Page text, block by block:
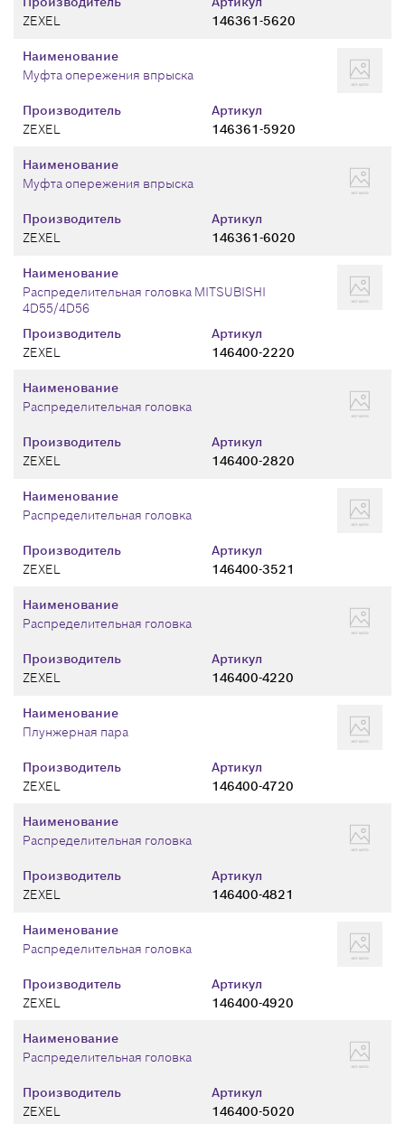
ZEXEL
146361-5620
Производитель
ZEXEL
Артикул
146361-5920
Наименование
Муфта опережения впрыска
Производитель
ZEXEL
Артикул
146361-6020
Наименование
Муфта опережения впрыска
Производитель
ZEXEL
Артикул
146400-2220
Наименование
Распределительная головка MITSUBISHI
4D55/4D56
Производитель
ZEXEL
Артикул
146400-2820
Наименование
Распределительная головка
Производитель
ZEXEL
Артикул
146400-3521
Наименование
Распределительная головка
Производитель
ZEXEL
Артикул
146400-4220
Наименование
Распределительная головка
Производитель
ZEXEL
Артикул
146400-4720
Наименование
Плунжерная пара
Производитель
ZEXEL
Артикул
146400-4821
Наименование
Распределительная головка
Производитель
ZEXEL
Артикул
146400-4920
Наименование
Распределительная головка
Производитель
ZEXEL
Артикул
146400-5020
Наименование
Распределительная головка